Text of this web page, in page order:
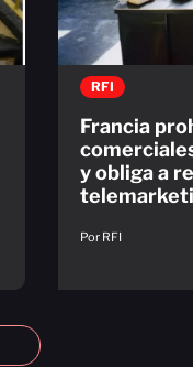
RFI
Francia
y obliga a
Por RFI